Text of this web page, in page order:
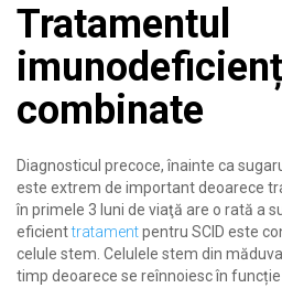
Tratamentul
combinate
Diagnosticul precoce, înainte ca
este extrem de important deoarece
în primele 3 luni de viaţă are o rată a
eficienttratamentpentru SCID este
celule stem. Celulele stem din
timp deoarece se reînnoiesc în